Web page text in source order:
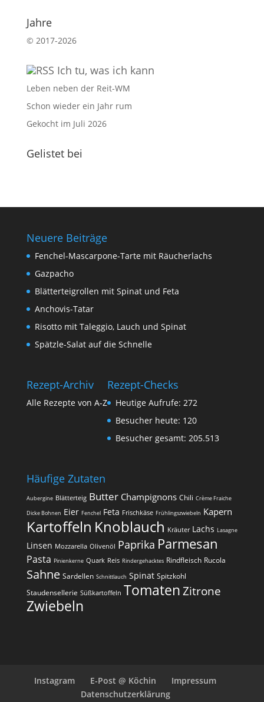
Jahre
© 2017-2026
Ich tu, was ich kann
Leben neben der Reit-WM
Schon wieder ein Jahr rum
Gekocht im Juli 2026
Gelistet bei
Neuere Beiträge
Fenchel-Mascarpone-Tarte mit Räucherlachs
Gazpacho
Blätterteigrollen mit Spinat und Feta
Anchovis-Tatar
Risotto mit Taleggio, Lauch und Spinat
Spätzle-Salat auf die Schnelle
Rezept-Archiv
Alle Rezepte von A-Z
Rezept-Checks
Heutige Aufrufe: 272
Besucher heute: 120
Besucher gesamt: 205.513
Häufige Zutaten
Aubergine Blätterteig Butter Champignons Chili Crème Fraiche
Dicke Bohnen Eier Fenchel Feta Frischkäse Frühlingszwiebeln Kapern
Kartoffeln Knoblauch Kräuter Lachs Lasagne
Linsen Mozzarella Olivenöl Paprika Parmesan
Pasta Pinienkerne Quark Reis Rindergehacktes Rindfleisch Rucola
Sahne Sardellen Schnittlauch Spinat Spitzkohl
Staudensellerie Süßkartoffeln Tomaten Zitrone
Zwiebeln
Instagram E-Post @ Köchin
Impressum
Datenschutzerklärung